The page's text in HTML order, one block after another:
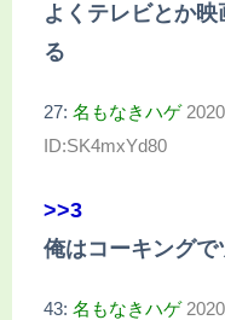
よくテレビとか
る
27: 名もなきハゲ
ID:SK4mxYd80
>>3
俺はコーキング
43: 名もなきハゲ